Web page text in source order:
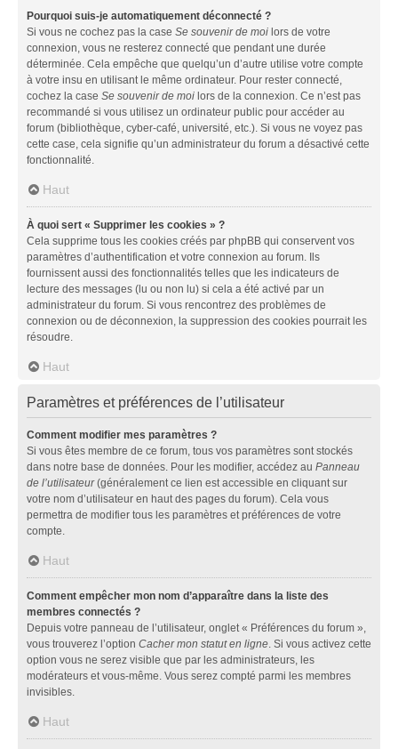
Pourquoi suis-je automatiquement déconnecté ?
Si vous ne cochez pas la case Se souvenir de moi lors de votre
connexion, vous ne resterez connecté que pendant une durée
déterminée. Cela empêche que quelqu’un d’autre utilise votre compte
à votre insu en utilisant le même ordinateur. Pour rester connecté,
cochez la case Se souvenir de moi lors de la connexion. Ce n’est pas
recommandé si vous utilisez un ordinateur public pour accéder au
forum (bibliothèque, cyber-café, université, etc.). Si vous ne voyez pas
cette case, cela signifie qu’un administrateur du forum a désactivé cette
fonctionnalité.
Haut
À quoi sert « Supprimer les cookies » ?
Cela supprime tous les cookies créés par phpBB qui conservent vos
paramètres d’authentification et votre connexion au forum. Ils
fournissent aussi des fonctionnalités telles que les indicateurs de
lecture des messages (lu ou non lu) si cela a été activé par un
administrateur du forum. Si vous rencontrez des problèmes de
connexion ou de déconnexion, la suppression des cookies pourrait les
résoudre.
Haut
Paramètres et préférences de l’utilisateur
Comment modifier mes paramètres ?
Si vous êtes membre de ce forum, tous vos paramètres sont stockés
dans notre base de données. Pour les modifier, accédez au Panneau
de l’utilisateur(généralement ce lien est accessible en cliquant sur
votre nom d’utilisateur en haut des pages du forum). Cela vous
permettra de modifier tous les paramètres et préférences de votre
compte.
Haut
Comment empêcher mon nom d’apparaître dans la liste des
membres connectés ?
Depuis votre panneau de l’utilisateur, onglet « Préférences du forum »,
vous trouverez l’option Cacher mon statut en ligne. Si vous activez cette
option vous ne serez visible que par les administrateurs, les
modérateurs et vous-même. Vous serez compté parmi les membres
invisibles.
Haut